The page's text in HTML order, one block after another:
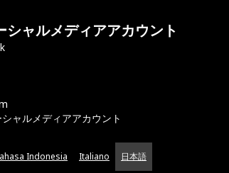
シャルメディアアカウント
ャルメディアアカウント
Indonesia Italiano 日本語